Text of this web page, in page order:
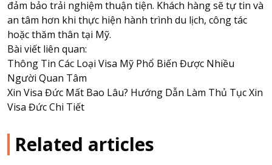
đảm bảo trải nghiệm thuận tiện. Khách hàng sẽ tự tin và
an tâm hơn khi thực hiện hành trình du lịch, công tác
hoặc thăm thân tại Mỹ.
Bài viết liên quan:
Thông Tin Các Loại Visa Mỹ Phổ Biến Được Nhiều
Người Quan Tâm
Xin Visa Đức Mất Bao Lâu? Hướng Dẫn Làm Thủ Tục Xin
Visa Đức Chi Tiết
Related articles